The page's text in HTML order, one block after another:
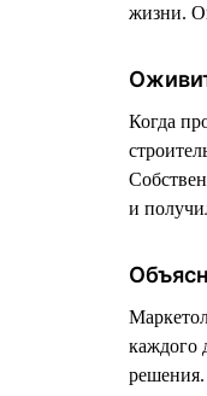
жизни.
Когда
и
каждого
решения.